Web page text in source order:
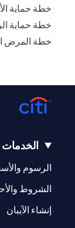
خطة حماية
خطة حماية
خطة المرض
الرسوم
الشروط
إنشاء الآيبان